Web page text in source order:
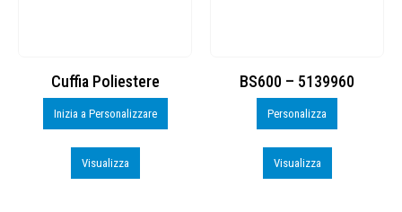
Cuffia Poliestere
Inizia a Personalizzare
Visualizza
BS600 – 5139960
Personalizza
Visualizza